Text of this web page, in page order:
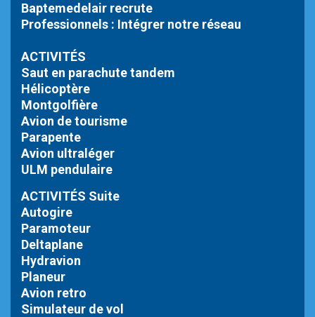
Baptemedelair recrute
Professionnels : Intégrer notre réseau
ACTIVITÉS
Saut en parachute tandem
Hélicoptère
Montgolfière
Avion de tourisme
Parapente
Avion ultraléger
ULM pendulaire
ACTIVITÉS Suite
Autogire
Paramoteur
Deltaplane
Hydravion
Planeur
Avion retro
Simulateur de vol